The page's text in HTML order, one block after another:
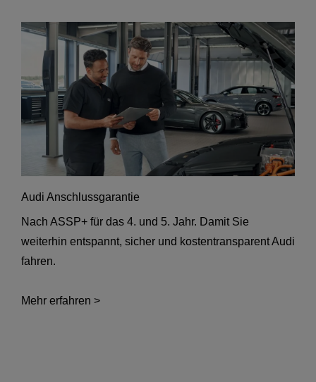
Audi Anschlussgarantie
Nach ASSP+ für das 4. und 5. Jahr. Damit Sie
weiterhin entspannt, sicher und kostentransparent Audi
fahren.
Mehr erfahren >